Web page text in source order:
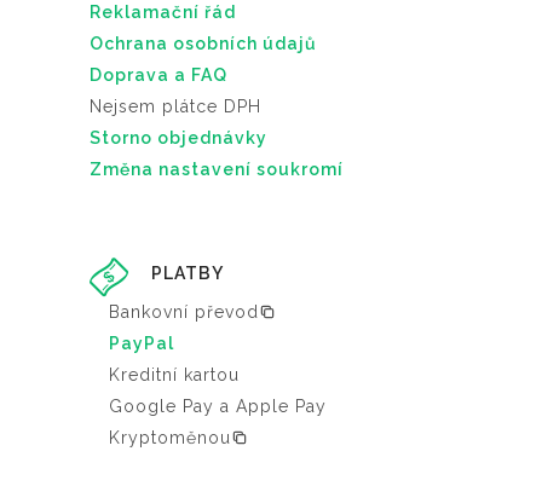
Reklamační řád
Ochrana osobních údajů
Doprava a FAQ
Nejsem plátce DPH
Storno objednávky
Změna nastavení soukromí
PLATBY
Bankovní převod
PayPal
Kreditní kartou
Google Pay a Apple Pay
Kryptoměnou